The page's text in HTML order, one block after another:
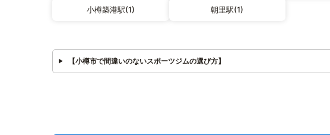
小樽築港駅(1) 朝里駅(1)
【小樽市で間違いのないスポーツジムの選び方】